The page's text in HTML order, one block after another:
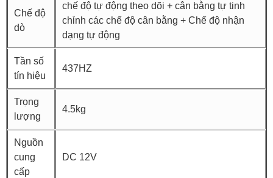
Chế độ
dò
chế độ tự động theo dõi + cân bằng tự tinh
chỉnh các chế độ cân bằng + Chế độ nhận
dạng tự động
Tần số
tín hiệu
437HZ
Trọng
lượng
4.5kg
Nguồn
cung
cấp
DC 12V